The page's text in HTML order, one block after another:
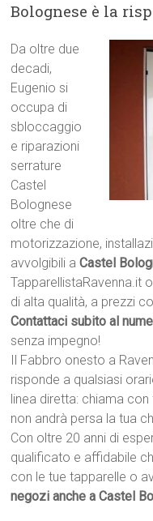
Bolognese è la
Da oltre due
decadi,
Eugenio si
occupa di
sbloccaggio
e riparazioni
serrature
Castel
Bolognese
oltre che di
motorizzazione,
avvolgibili aCastel
TapparellistaRavenna.it
di alta qualità, a prezzi
Contattaci subito al
senza impegno!
Il Fabbro onesto a
risponde a qualsiasi
linea diretta: chiama
non andrà persa la tua
Con oltre 20 anni di
qualificato e affidabile
con le tue tapparelle o
negozi anche a Castel